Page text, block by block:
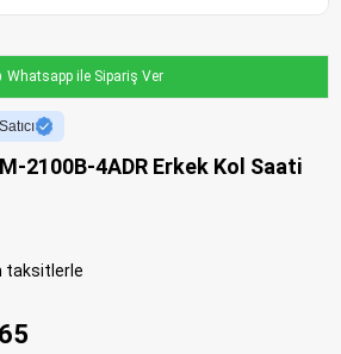
Whatsapp ile Sipariş Ver
2100B-4ADR Erkek Kol Saati
taksitlerle